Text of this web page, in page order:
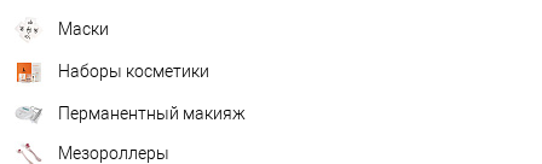
Маски
Наборы косметики
Перманентный макияж
Мезороллеры